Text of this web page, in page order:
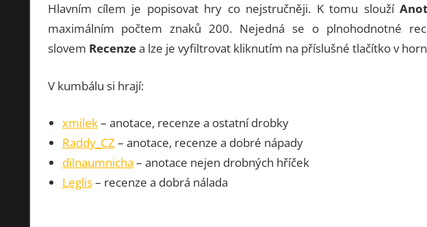
Hlavním cílem je popisovat hry co nejstručněji. K tomu slouží
maximálním počtem znaků 200. Nejedná se o plnohodnotné
slovem Recenzea lze je vyfiltrovat kliknutím na příslušné tlačítko v
V kumbálu si hrají:
xmilek– anotace, recenze a ostatní drobky
Raddy_CZ – anotace, recenze a dobré nápady
dilnaumnicha – anotace nejen drobných hříček
Leglis– recenze a dobrá nálada